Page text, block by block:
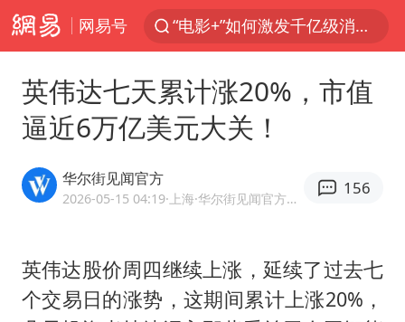
网易号
“电影+”如何激发千亿级消费新活力？
四川宜宾市高县4.9级地震致1人死亡
中巨芯：上半年归母净利润1405.77万元
中国女篮70-67险胜尼日利亚女篮
英伟达七天累计涨20%，市值
逼近6万亿美元大关！
华尔街见闻官方
2026-05-15 04:19·上海 ·华尔街见闻官方网易号
156
英伟达股价周四继续上涨，延续了过去七
个交易日的涨势，这期间累计上涨20%，